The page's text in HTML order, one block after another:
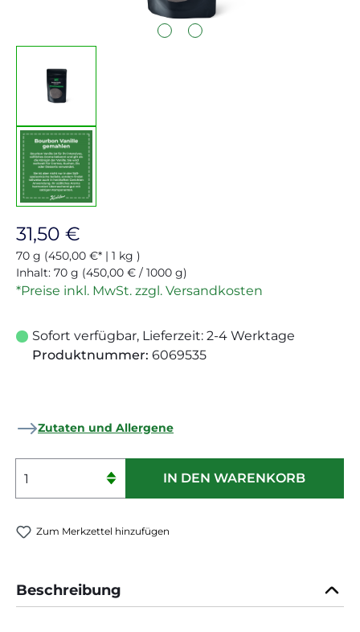
Regulärer Preis:
31,50 €
70 g (450,00 €* | 1 kg )
Inhalt: 70 g (450,00 € / 1000 g)
*Preise inkl. MwSt. zzgl. Versandkosten
Sofort verfügbar, Lieferzeit: 2-4 Werktage
Produktnummer: 6069535
Zutaten und Allergene
Produkt Anzahl: Gib den
IN DEN WARENKORB
Zum Merkzettel hinzufügen
Beschreibung